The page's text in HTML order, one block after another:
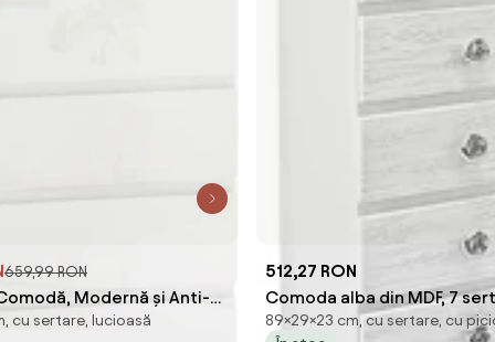
659,99 RON
Modernă și Anti-
de Depozitare cu 5
cu sertare, lucioasă
512,27 RON
Comoda alba din MDF, 7
Bizzotto
89×29×23 cm, cu sertare, cu